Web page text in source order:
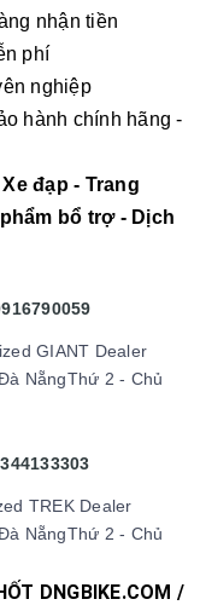
nhận tiền
phí
nghiệp
hành chính hãng -
Xe đạp - Trang
bổ trợ - Dịch
GIANT Dealer
NẵngThứ 2 - Chủ
TREK Dealer
NẵngThứ 2 - Chủ
DNGBIKE.COM /